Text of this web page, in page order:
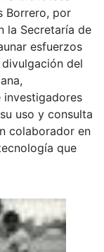
Borrero, por
la Secretaría de
esfuerzos
del
investigadores
uso y consulta
colaborador en
que